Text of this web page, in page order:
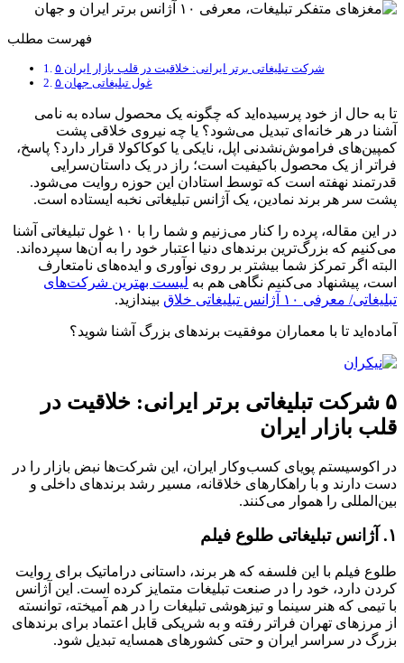
فهرست مطلب
۵ شرکت تبلیغاتی برتر ایرانی: خلاقیت در قلب بازار ایران
۵ غول تبلیغاتی جهان
تا به حال از خود پرسیده‌اید که چگونه یک محصول ساده به نامی
آشنا در هر خانه‌ای تبدیل می‌شود؟ یا چه نیروی خلاقی پشت
کمپین‌های فراموش‌نشدنی اپل، نایکی یا کوکاکولا قرار دارد؟ پاسخ،
فراتر از یک محصول باکیفیت است؛ راز در یک داستان‌سرایی
قدرتمند نهفته است که توسط استادان این حوزه روایت می‌شود.
پشت سر هر برند نمادین، یک آژانس تبلیغاتی نخبه ایستاده است.
در این مقاله، پرده را کنار می‌زنیم و شما را با ۱۰ غول تبلیغاتی آشنا
می‌کنیم که بزرگ‌ترین برندهای دنیا اعتبار خود را به آن‌ها سپرده‌اند.
البته اگر تمرکز شما بیشتر بر روی نوآوری و ایده‌های نامتعارف
است، پیشنهاد می‌کنیم نگاهی هم به لیست بهترین شرکت‌های
تبلیغاتی/ معرفی ۱۰ آژانس تبلیغاتی خلاق
بیندازید.
آماده‌اید تا با معماران موفقیت برندهای بزرگ آشنا شوید؟
۵ شرکت تبلیغاتی برتر ایرانی: خلاقیت در
قلب بازار ایران
در اکوسیستم پویای کسب‌وکار ایران، این شرکت‌ها نبض بازار را در
دست دارند و با راهکارهای خلاقانه، مسیر رشد برندهای داخلی و
بین‌المللی را هموار می‌کنند.
۱. آژانس تبلیغاتی طلوع فیلم
طلوع فیلم با این فلسفه که هر برند، داستانی دراماتیک برای روایت
کردن دارد، خود را در صنعت تبلیغات متمایز کرده است. این آژانس
با تیمی که هنر سینما و تیزهوشی تبلیغات را در هم آمیخته، توانسته
از مرزهای تهران فراتر رفته و به شریکی قابل اعتماد برای برندهای
بزرگ در سراسر ایران و حتی کشورهای همسایه تبدیل شود.